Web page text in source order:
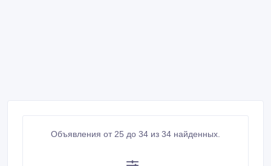
Объявления от 25 до 34 из 34 найденных.